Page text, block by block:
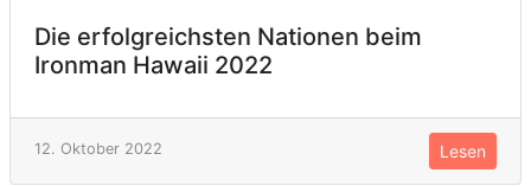
Die erfolgreichsten Nationen beim
Ironman Hawaii 2022
12. Oktober 2022 Lesen